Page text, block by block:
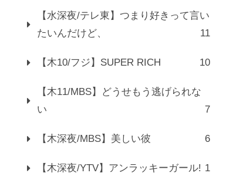
【水深夜/テレ東】つまり好きって言い
たいんだけど、
11
【木10/フジ】SUPER RICH 10
【木11/MBS】どうせもう逃げられな
い
7
【木深夜/MBS】美しい彼 6
【木深夜/YTV】アンラッキーガール! 1